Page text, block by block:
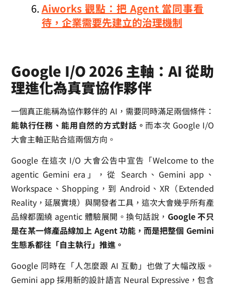
Aiworks 觀點：把 Agent 當同事看
待，企業需要先建立的治理機制
Google I/O 2026 主軸：AI 從助
理進化為真實協作夥伴
一個真正能稱為協作夥伴的 AI，需要同時滿足兩個條件：
能執行任務、能用自然的方式對話。 而本次 Google I/O
大會主軸正貼合這兩個方向。
Google 在這次 I/O 大會公告中宣告「Welcome to the
agentic Gemini era」，從 Search、Gemini app、
Workspace、Shopping，到 Android、XR（Extended
Reality，延展實境）與開發者工具，這次大會幾乎所有產
品線都圍繞 agentic 體驗展開。換句話說， Google 不只
是在某一條產品線加上 Agent 功能，而是把整個 Gemini
生態系都往「自主執行」推進。
Google 同時在「人怎麼跟 AI 互動」也做了大幅改版。
Gemini app 採用新的設計語言 Neural Expressive，包含